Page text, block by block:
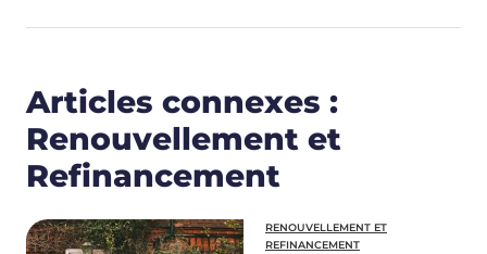
Articles connexes :
Renouvellement et
Refinancement
RENOUVELLEMENT ET
REFINANCEMENT